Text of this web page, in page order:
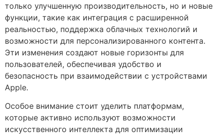
только улучшенную производительность, но и новые
функции, такие как интеграция с расширенной
реальностью, поддержка облачных технологий и
возможности для персонализированного контента.
Эти изменения создают новые горизонты для
пользователей, обеспечивая удобство и
безопасность при взаимодействии с устройствами
Apple.
Особое внимание стоит уделить платформам,
которые активно используют возможности
искусственного интеллекта для оптимизации